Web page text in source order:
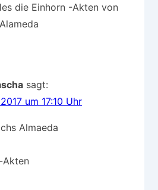
die Einhorn -Akten von
sagt:
um 17:10 Uhr
Almaeda
Akten